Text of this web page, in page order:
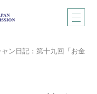
ン日記：第十九回「お金